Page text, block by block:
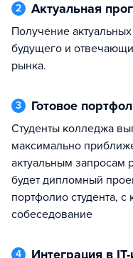
2 Актуальная
Получение актуальных знаний, необходимых для
будущего и
рынка.
3 Готовое
Студенты колледжа выполняют интересные проекты,
максимально
актуальным запросам
будет дипломный
портфолио студента,
собеседование
4
Интеграция в IT-индустрию еще во время